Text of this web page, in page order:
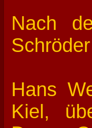
Nach
Hans
Kiel,